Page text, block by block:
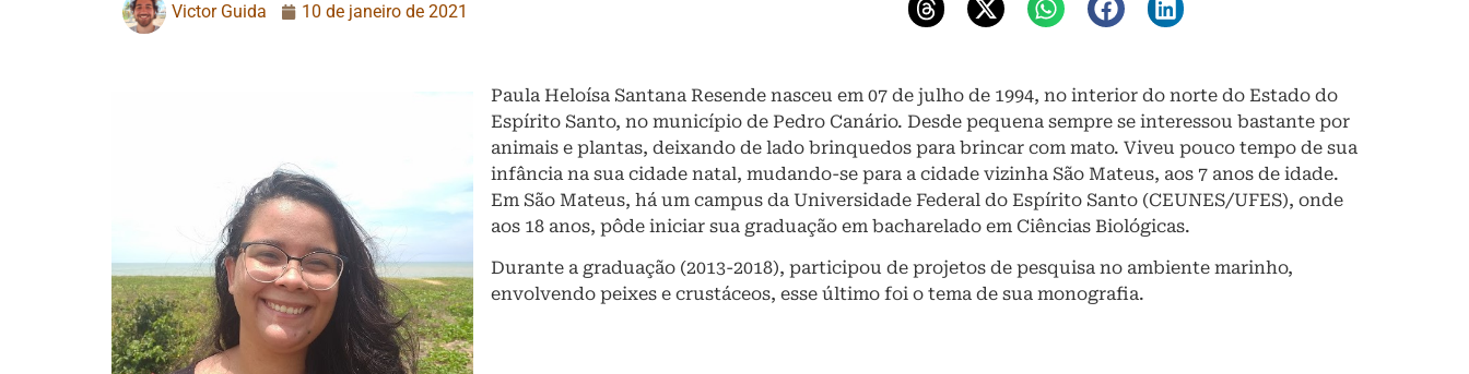
Victor Guida 10 de janeiro de 2021
Paula Heloísa Santana Resende nasceu em 07 de julho de 1994, no interior do norte do Estado do
Espírito Santo, no município de Pedro Canário. Desde pequena sempre se interessou bastante por
animais e plantas, deixando de lado brinquedos para brincar com mato. Viveu pouco tempo de sua
infância na sua cidade natal, mudando-se para a cidade vizinha São Mateus, aos 7 anos de idade.
Em São Mateus, há um campus da Universidade Federal do Espírito Santo (CEUNES/UFES), onde
aos 18 anos, pôde iniciar sua graduação em bacharelado em Ciências Biológicas.
Durante a graduação (2013-2018), participou de projetos de pesquisa no ambiente marinho,
envolvendo peixes e crustáceos, esse último foi o tema de sua monografia.